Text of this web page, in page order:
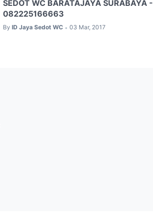
SEDOT WC BARATAJAYA SURABAYA -
082225166663
By ID Jaya Sedot WC • 03 Mar, 2017